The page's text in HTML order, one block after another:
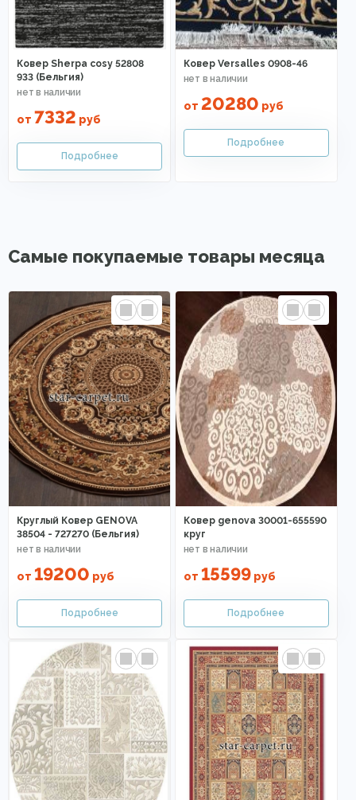
Ковер Sherpa cosy 52808
933 (Бельгия)
от 7332 руб
Ковер Versalles 0908-46
от 20280 руб
Самые покупаемые товары месяца
Круглый Ковер GENOVA
38504 - 727270 (Бельгия)
от 19200 руб
Ковер genova 30001-655590
круг
от 15599руб